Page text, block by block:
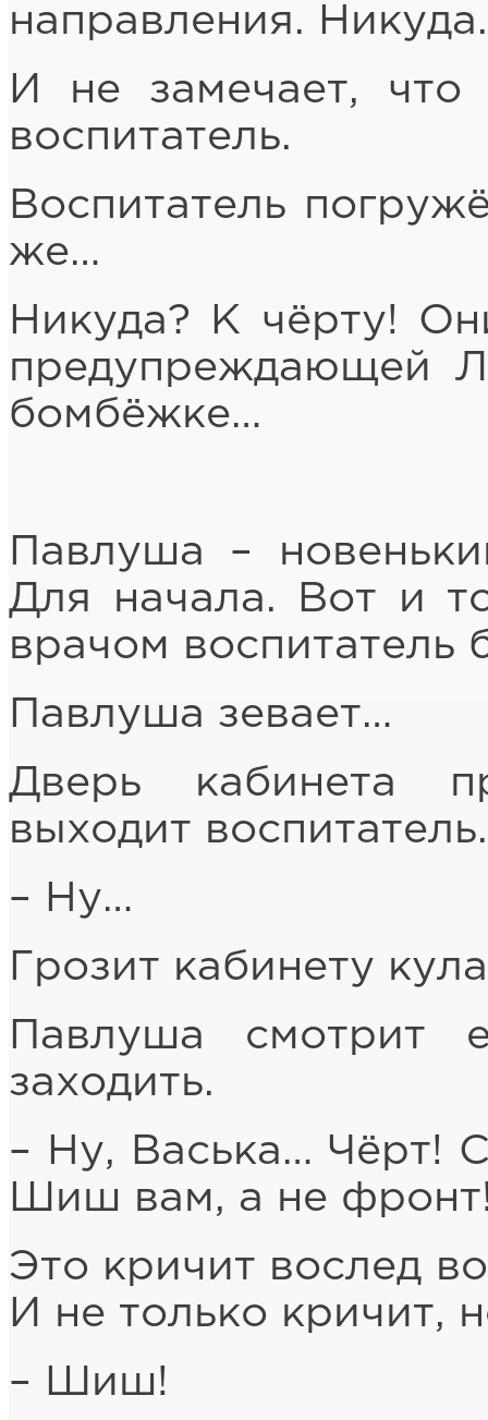
направления. Никуда.
И не замечает, что
воспитатель.
Воспитатель
же…
Никуда? К чёрту!
предупреждающей
бомбёжке…
Павлуша –
Для начала. Вот и
врачом воспитатель
Павлуша зевает…
Дверь кабинета
выходит
– Ну…
Грозит кабинету
Павлуша смотрит
заходить.
– Ну, Васька… Чёрт!
Шиш вам, а не
Это кричит вослед
И не только кричит,
– Шиш!